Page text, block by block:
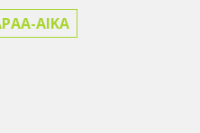
AIKA